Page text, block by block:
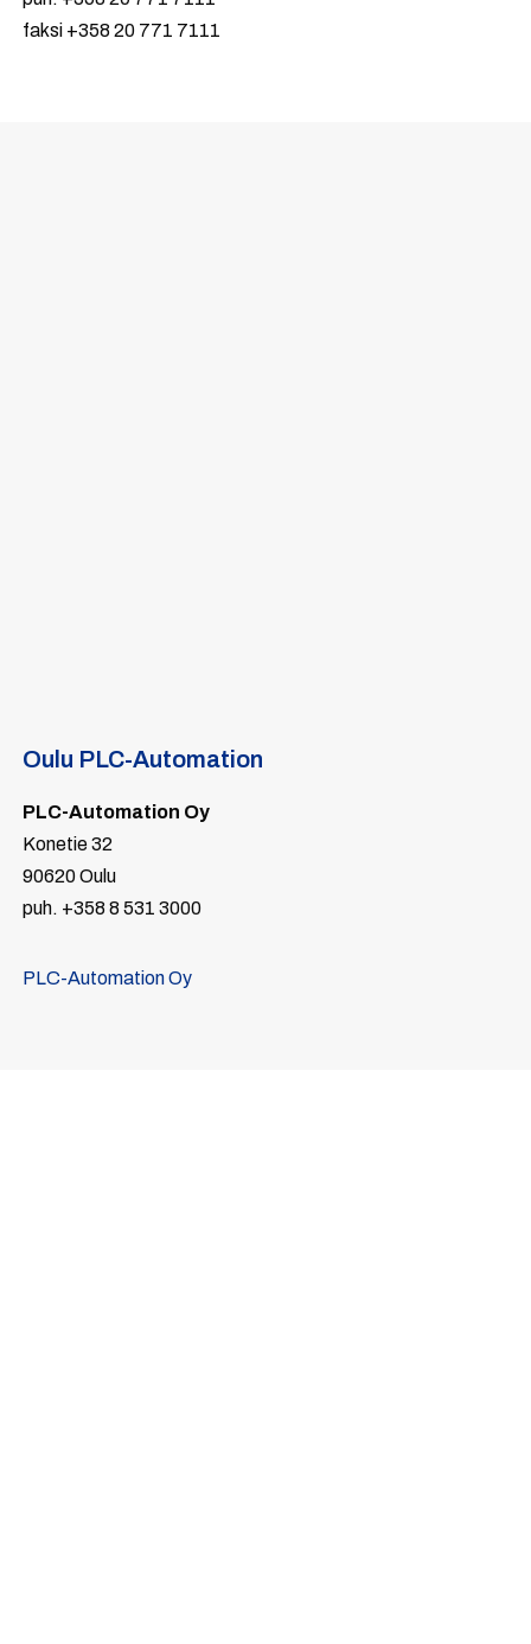
faksi +358 20 771 7111
Oulu PLC-Automation
PLC-Automation Oy
Konetie 32
90620 Oulu
puh. +358 8 531 3000
PLC-Automation Oy